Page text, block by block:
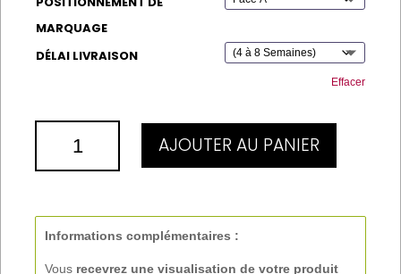
MARQUAGE
DÉLAI LIVRAISON
Effacer
ASSIETTE
RONDE
AJOUTER AU PANIER
Informations complémentaires :
Vous recevrez une visualisation de votre produit